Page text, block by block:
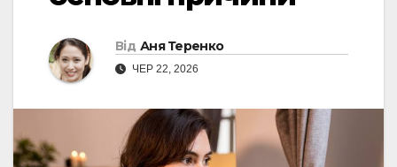
Від Аня Теренко
ЧЕР 22, 2026